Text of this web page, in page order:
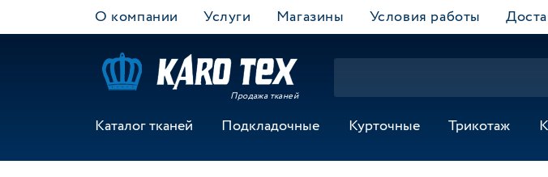
О компании Услуги Магазины Условия работы
Продажа тканей
Каталог тканей Подкладочные Курточные Трикотаж